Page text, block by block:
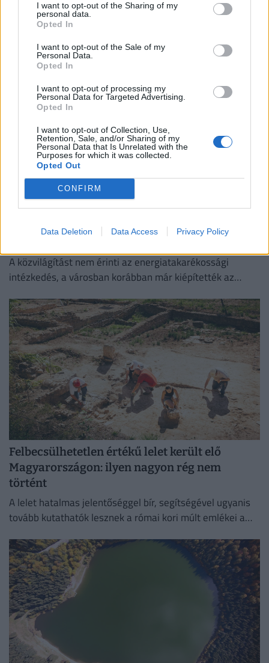
I want to opt-out of the Sharing of my
personal data.
Opted In
I want to opt-out of the Sale of my
Personal Data.
Opted In
I want to opt-out of processing my
Personal Data for Targeted Advertising.
Opted In
I want to opt-out of Collection, Use,
Retention, Sale, and/or Sharing of my
Personal Data that Is Unrelated with the
Purposes for which it was collected.
Opted Out
CONFIRM
Data Deletion Data Access Privacy Policy
Szentendrén olyan kritikus a helyzet, hogy a helyi
Újabb magyar település tekeri le a fényeket: így
spórolnak az energiával, megszólalt a
A közvilágítást nem érinti az energiatakarékossági
intézkedés, a városban korábban már kiépítették az
Felbecsülhetetlen értékű lelet került elő
Magyarországon: ilyen nagyon rég nem
történt
A lelet hatalmas jelentőséggel bír, segítségével ugyanis
tovább kutathatók lesznek a római kori múlt emlékei a